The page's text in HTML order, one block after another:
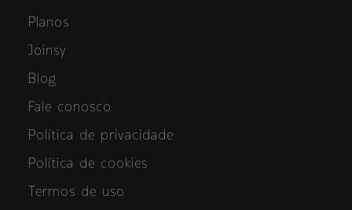
Planos
Joinsy
Blog
Fale conosco
Política de privacidade
Política de cookies
Termos de uso